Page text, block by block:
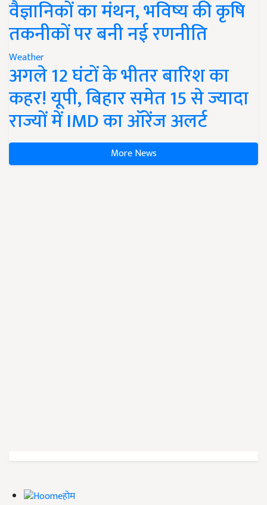
वैज्ञानिकों का मंथन, भविष्य की कृषि
तकनीकों पर बनी नई रणनीति
Weather
अगले 12 घंटों के भीतर बारिश का
कहर! यूपी, बिहार समेत 15 से ज्यादा
राज्यों में IMD का ऑरेंज अलर्ट
More News
होम